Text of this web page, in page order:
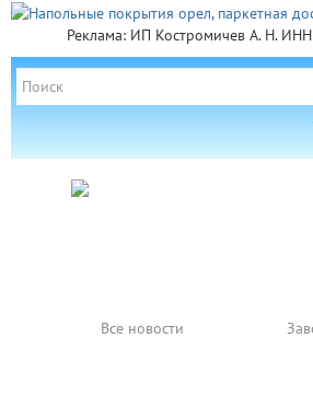
Реклама: ИП Костромичев А. Н.
Все новости